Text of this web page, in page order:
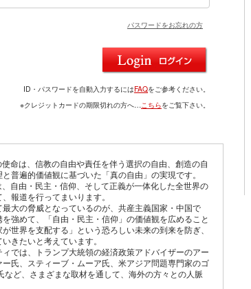
パスワードをお忘れの方
ID・パスワードを自動入力するにはFAQをご参考ください。
※クレジットカードの期限切れの方へ…こちらをご覧下さい。
命は、信教の自由や責任を伴う選択の自由、創造の自
普遍的価値観に基づいた「真の自由」の実現です。
自由・民主・信仰、そして正義が一体化した全世界の
報道を行ってまいります。
大の脅威となっているのが、共産主義国家・中国で
強めて、「自由・民主・信仰」の価値観を広めること
世界を支配する」という恐ろしい未来の到来を防ぎ、
きたいと考えています。
ィでは、トランプ大統領の経済政策アドバイザーのアー
氏、スティーブ・ムーア氏、米アジア問題専門家のゴ
など、さまざまな取材を通して、海外の方々との人脈